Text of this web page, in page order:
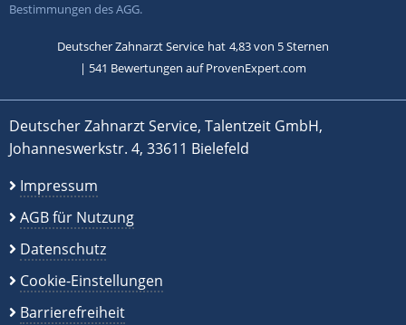
Bestimmungen des AGG.
Deutscher Zahnarzt Service hat 4,83von 5Sternen
| 541 Bewertungen auf ProvenExpert.com
Deutscher Zahnarzt Service, Talentzeit GmbH,
Johanneswerkstr. 4, 33611 Bielefeld
Impressum
AGB für Nutzung
Datenschutz
Cookie-Einstellungen
Barrierefreiheit